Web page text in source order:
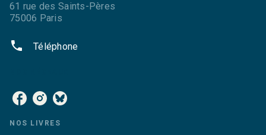
61 rue des Saints-Pères
75006 Paris
phone Téléphone
NOS LIVRES